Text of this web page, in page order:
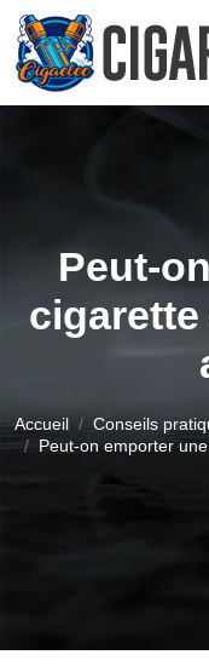
Peut-
Accueil
Conseils
Peut-on emporter